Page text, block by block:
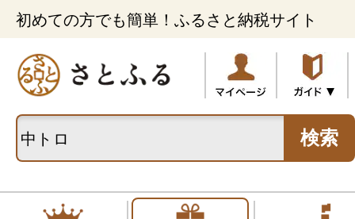
初めての方でも簡単！ふるさと納税サイト
検索